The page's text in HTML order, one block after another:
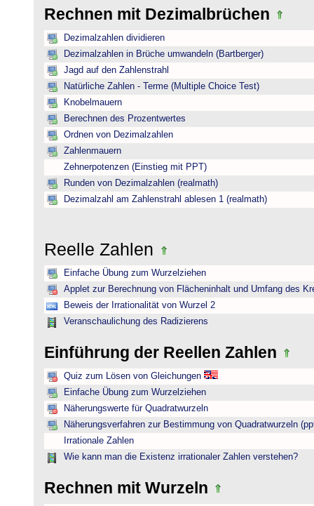
Rechnen mit Dezimalbrüchen
Dezimalzahlen dividieren
Dezimalzahlen in Brüche umwandeln (Bartberger)
Jagd auf den Zahlenstrahl
Natürliche Zahlen - Terme (Multiple Choice Test)
Knobelmauern
Berechnen des Prozentwertes
Ordnen von Dezimalzahlen
Zahlenmauern
Zehnerpotenzen (Einstieg mit PPT)
Runden von Dezimalzahlen (realmath)
Dezimalzahl am Zahlenstrahl ablesen 1 (realmath)
Reelle Zahlen
Einfache Übung zum Wurzelziehen
Applet zur Berechnung von Flächeninhalt und Umfang des
Beweis der Irrationalität von Wurzel 2
Veranschaulichung des Radizierens
Einführung der Reellen Zahlen
Quiz zum Lösen von Gleichungen
Einfache Übung zum Wurzelziehen
Näherungswerte für Quadratwurzeln
Näherungsverfahren zur Bestimmung von Quadratwurzeln
Irrationale Zahlen
Wie kann man die Existenz irrationaler Zahlen verstehen?
Rechnen mit Wurzeln